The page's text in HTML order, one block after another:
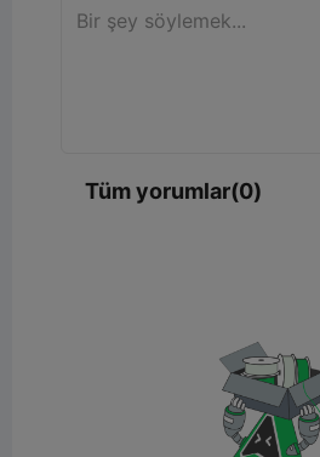
Tüm yorumlar(0)